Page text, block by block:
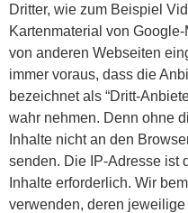
Dritter, wie zum Beispiel
Kartenmaterial von
von anderen Webseiten
immer voraus, dass die
bezeichnet als “Dritt-
wahr nehmen. Denn ohne
Inhalte nicht an den
senden. Die IP-Adresse ist
Inhalte erforderlich. Wir
verwenden, deren